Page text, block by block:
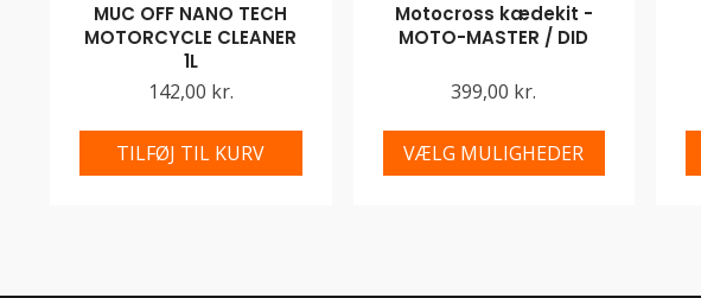
MUC OFF NANO TECH
MOTORCYCLE CLEANER
1L
142,00 kr.
TILFØJ TIL KURV
Motocross kædekit -
MOTO-MASTER / DID
399,00 kr.
VÆLG MULIGHEDER